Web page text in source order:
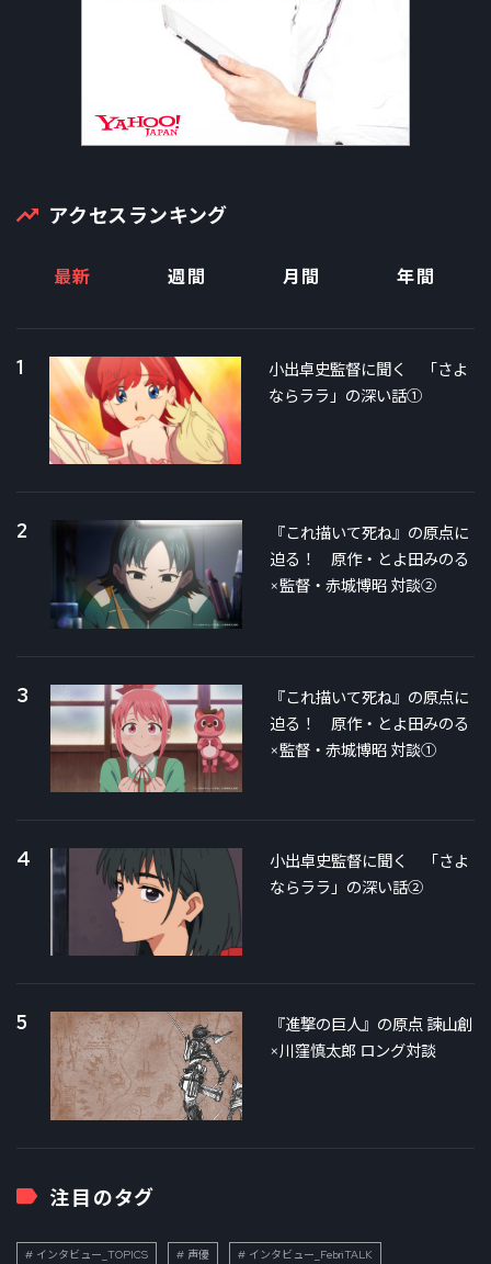
アクセスランキング
最新 週間 月間 年間
1
小出卓史監督に聞く 「さよ
ならララ」の深い話①
2
『これ描いて死ね』の原点に
迫る！ 原作・とよ田みのる
×監督・赤城博昭 対談②
3
『これ描いて死ね』の原点に
迫る！ 原作・とよ田みのる
×監督・赤城博昭 対談①
4
小出卓史監督に聞く 「さよ
ならララ」の深い話②
5
『進撃の巨人』の原点 諫山創
×川窪慎太郎 ロング対談
注目のタグ
インタビュー_TOPICS 声優 インタビュー_FebriTALK